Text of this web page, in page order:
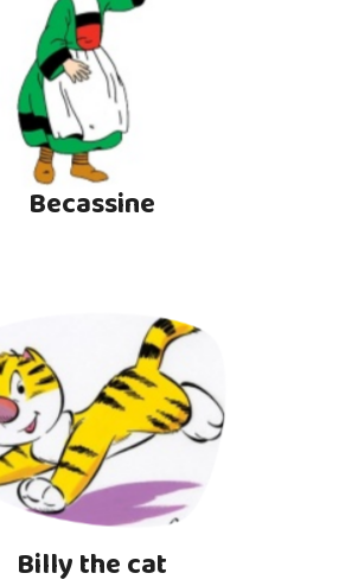
Becassine
Billy the cat